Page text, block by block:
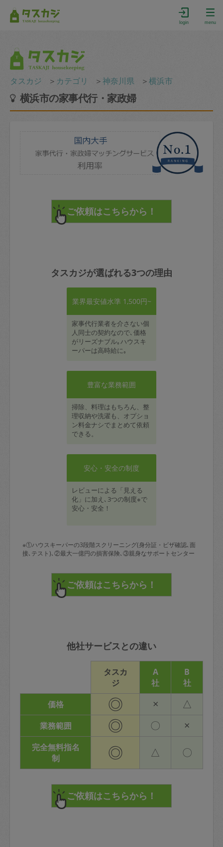
login menu
タスカジ ＞ カテゴリ ＞神奈川県 ＞横浜市
横浜市の家事代行・家政婦
タスカジが選ばれる3つの理由
業界最安値水準 1,500円~
家事代行業者を介さない個
人同士の契約なので､価格
がリーズナブル｡ハウスキ
ーパーは高時給に｡
豊富な業務範囲
掃除、料理はもちろん、整
理収納や洗濯も、オプショ
ン料金ナシでまとめて依頼
できる。
安心・安全の制度
レビューによる「見える
化」に加え､3つの制度※で
安心・安全！
※①ハウスキーパーの3段階スクリーニング(身分証・ビザ確認､面
接､テスト)､②最大一億円の損害保険､③親身なサポートセンター
他社サービスとの違い
タスカ
ジ
A
社
B
社
価格
◎ × △
業務範囲 ◎ 〇 ×
完全無料指名
制
◎ △ 〇